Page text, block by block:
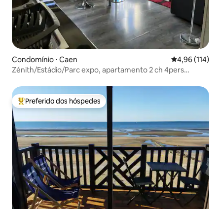
Condomínio ⋅ Caen 4,96 de uma
4,96 (114)
Zénith/Estádio/Parc expo, apartamento 2 ch 4pers
Entre os melhores preferidos dos hóspedes
Preferido dos hóspedes